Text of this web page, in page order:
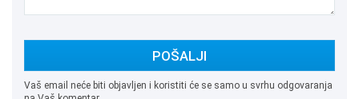
POŠALJI
Vaš email neće biti objavljen i koristiti će se samo u svrhu odgovaranja